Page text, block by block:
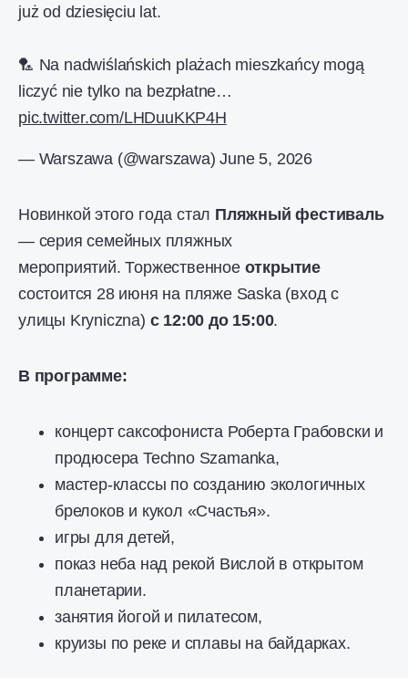
już od dziesięciu lat.
🏸 Na nadwiślańskich plażach mieszkańcy mogą
liczyć nie tylko na bezpłatne…
pic.twitter.com/LHDuuKKP4H
— Warszawa (@warszawa)June 5, 2026
Новинкой этого года стал Пляжный фестиваль
— серия семейных пляжных
мероприятий. Торжественное открытие
состоится 28 июня на пляже Saska (вход с
улицы Krynicznа) с 12:00 до 15:00.
В программе:
концерт саксофониста Роберта Грабовски и
продюсера Techno Szamanka,
мастер-классы по созданию экологичных
брелоков и кукол «Счастья».
игры для детей,
показ неба над рекой Вислой в открытом
планетарии.
занятия йогой и пилатесом,
круизы по реке и сплавы на байдарках.